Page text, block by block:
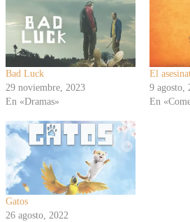
Bad Luck
29 noviembre, 2023
En «Dramas»
El
9 agosto,
En
Gatos
26 agosto, 2022